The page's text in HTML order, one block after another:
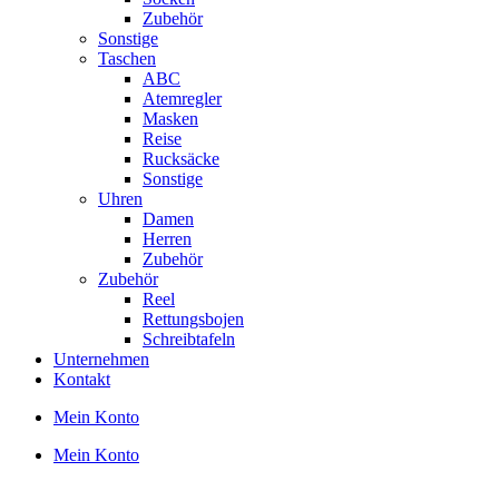
Zubehör
Sonstige
Taschen
ABC
Atemregler
Masken
Reise
Rucksäcke
Sonstige
Uhren
Damen
Herren
Zubehör
Zubehör
Reel
Rettungsbojen
Schreibtafeln
Unternehmen
Kontakt
Mein Konto
Mein Konto